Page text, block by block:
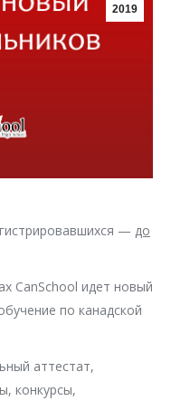
2019
— до
CanSchool идет новый
по канадской
аттестат,
конкурсы,